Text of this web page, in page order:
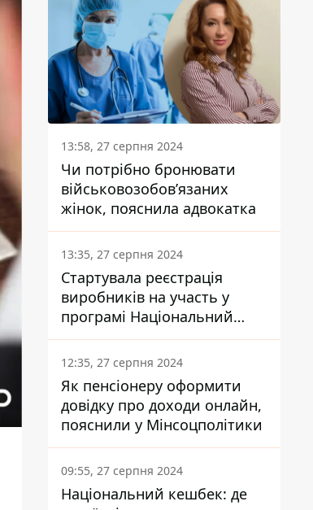
13:58, 27 серпня 2024
Чи потрібно бронювати
військовозобов’язаних
жінок, пояснила адвокатка
13:35, 27 серпня 2024
Стартувала реєстрація
виробників на участь у
програмі Національний
кешбек: як це зробити
через портал Дія
12:35, 27 серпня 2024
Як пенсіонеру оформити
довідку про доходи онлайн,
пояснили у Мінсоцполітики
09:55, 27 серпня 2024
Національний кешбек: де